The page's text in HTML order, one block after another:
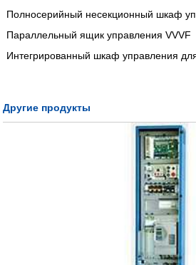
Полносерийный несекционный шкаф
Параллельный ящик управления VVVF
Интегрированный шкаф управления
Другие продукты